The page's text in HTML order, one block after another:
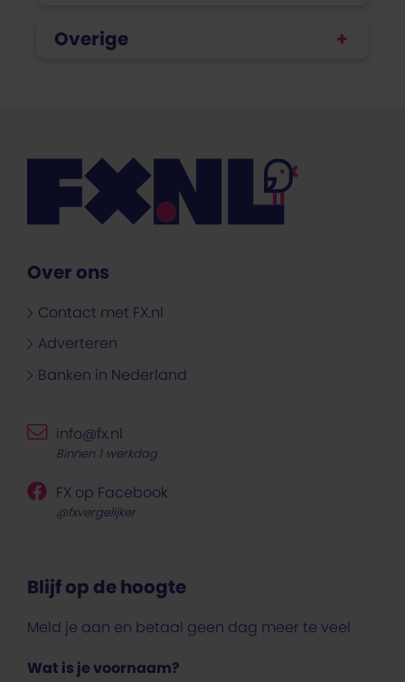
Overige
Over ons
Contact met FX.nl
Adverteren
Banken in Nederland
Blijf op de hoogte
Meld je aan en betaal geen dag meer te veel
Wat is je voornaam?
info@fx.nl
Binnen 1 werkdag
FX op Facebook
@fxvergelijker